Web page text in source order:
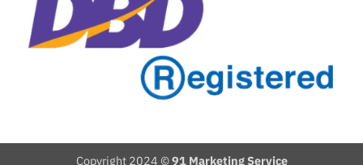
Copyright 2024 ©91 Marketing Service